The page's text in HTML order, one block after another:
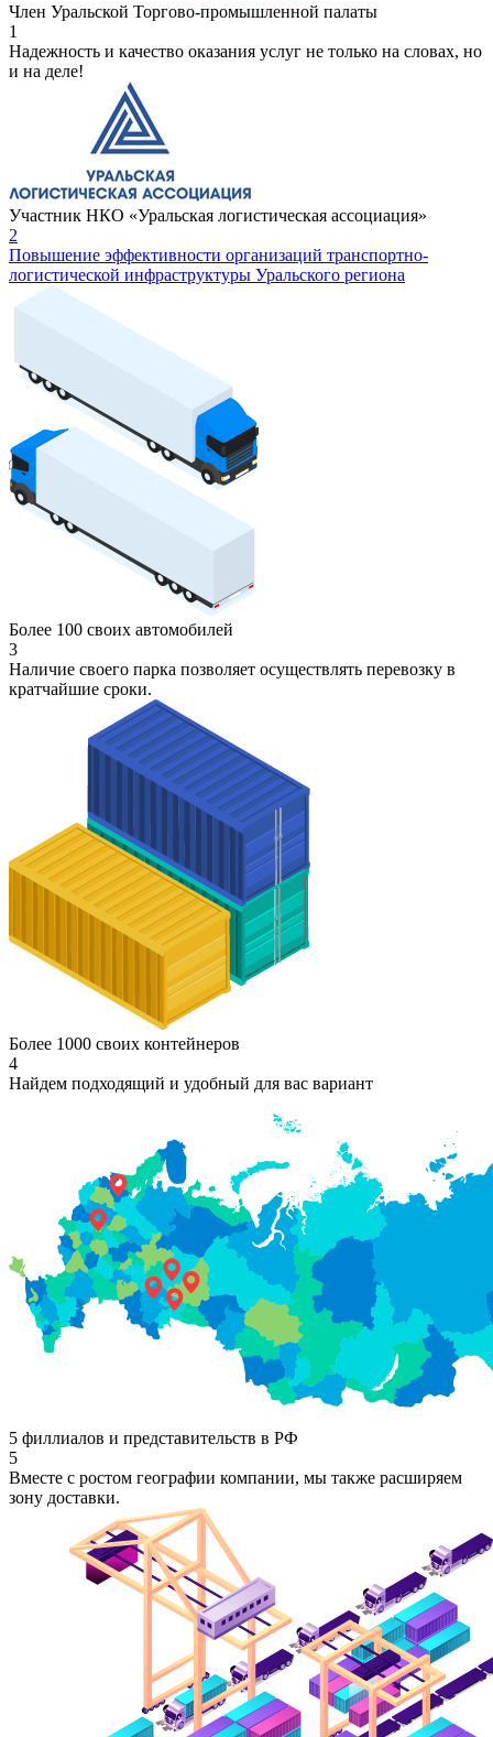
Член Уральской Торгово-промышленной палаты
1
Надежность и качество оказания услуг не только на словах, но
и на деле!
Участник НКО «Уральская логистическая ассоциация»
2
Повышение эффективности организаций транспортно-
логистической инфраструктуры Уральского региона
Более 100 своих автомобилей
3
Наличие своего парка позволяет осуществлять перевозку в
кратчайшие сроки.
Более 1000 своих контейнеров
4
Найдем подходящий и удобный для вас вариант
5 филлиалов и представительств в РФ
5
Вместе с ростом географии компании, мы также расширяем
зону доставки.